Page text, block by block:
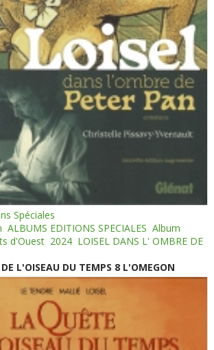
Spéciales
ALBUMS EDITIONS SPECIALES Album
d'Ouest 2024 LOISEL DANS L' OMBRE DE
L'OISEAU DU TEMPS 8 L'OMEGON